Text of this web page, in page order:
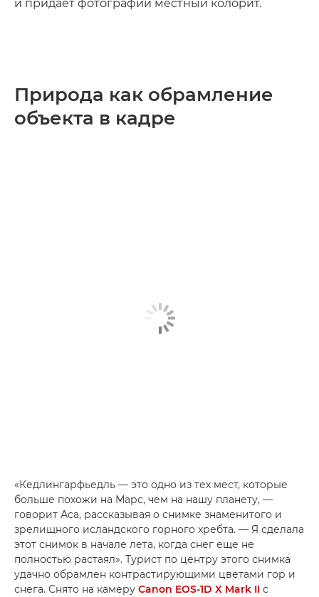
и придает фотографии местный колорит.
Природа как обрамление
объекта в кадре
«Кедлингарфьедль — это одно из тех мест, которые
больше похожи на Марс, чем на нашу планету, —
говорит Аса, рассказывая о снимке знаменитого и
зрелищного исландского горного хребта. — Я сделала
этот снимок в начале лета, когда снег еще не
полностью растаял». Турист по центру этого снимка
удачно обрамлен контрастирующими цветами гор и
снега. Снято на камеру Canon EOS-1D X Mark II с